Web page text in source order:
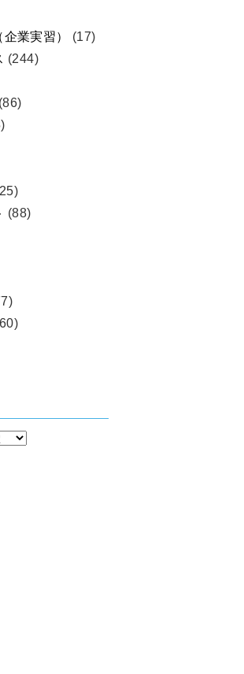
業実習）
(17)
(244)
(86)
(88)